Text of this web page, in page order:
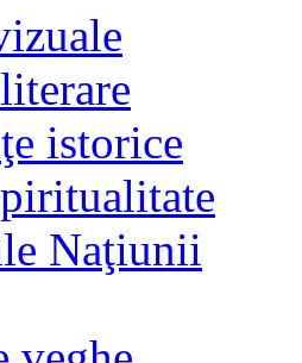
istorice
Naţiunii